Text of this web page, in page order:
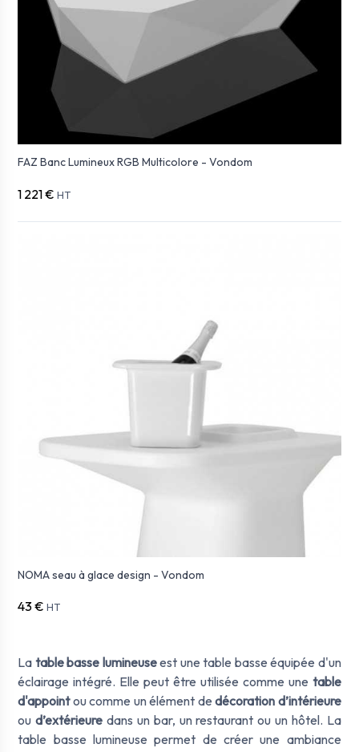
La table basse lumineuseest une table basse équipée d'un
éclairage intégré. Elle peut être utilisée comme une table
d'appointou comme un élément dedécoration d’intérieure
oud’extérieure dans un bar, un restaurant ou un hôtel. La
table basse lumineuse permet de créer une ambiance
FAZ Banc Lumineux RGB Multicolore - Vondom
1 221 € HT
NOMA seau à glace design - Vondom
43 € HT